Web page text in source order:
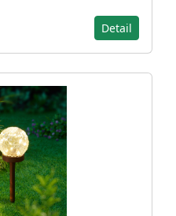
Detail